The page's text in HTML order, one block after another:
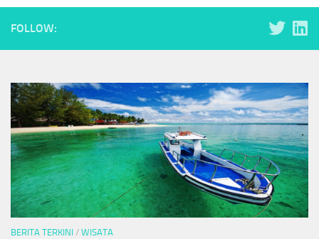
FOLLOW:
BERITA TERKINI / WISATA